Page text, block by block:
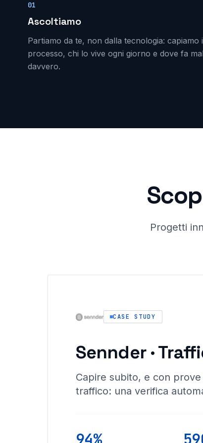
01
Ascoltiamo
Partiamo da te, non dalla tecnologia: capiamo
processo, chi lo vive ogni giorno e dove fa
davvero.
Progetti
CASE STUDY
Sennder ·
Capire subito, e con
traffico: una verifica
94%